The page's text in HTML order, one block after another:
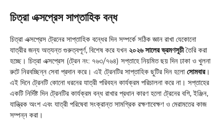
চিত্রা এক্সপ্রেস সাপ্তাহিক বন্ধ
চিত্রা এক্সপ্রেস ট্রেনের সাপ্তাহিক বন্ধের দিন সম্পর্কে সঠিক জ্ঞান রাখা যেকোনো
যাত্রীর জন্য অত্যন্ত গুরুত্বপূর্ণ, বিশেষ করে যখন ২০২৬ সালের ভ্রমণসূচীতৈরি করা
হচ্ছে। চিত্রা এক্সপ্রেস (ট্রেন নং: ৭৬৩/৭৬৪) সপ্তাহে নিয়মিত ছয় দিন ঢাকা ও খুলনা
রুটে নিরবচ্ছিন্ন সেবা প্রদান করে। এই ট্রেনটির সাপ্তাহিক ছুটির দিন হলো সোমবার।
এই দিনে ট্রেনটি কোনো ধরনের যাত্রী পরিবহন কার্যক্রম পরিচালনা করে না। সপ্তাহের
একটি নির্দিষ্ট দিন ট্রেনটির কার্যক্রম বন্ধ রাখার প্রধান কারণ হলো ট্রেনের বগি, ইঞ্জিন,
যান্ত্রিক অংশ এবং যাত্রী পরিষেবা সংক্রান্ত সামগ্রিক রক্ষণাবেক্ষণ ও মেরামতের কাজ
সম্পন্ন করা।